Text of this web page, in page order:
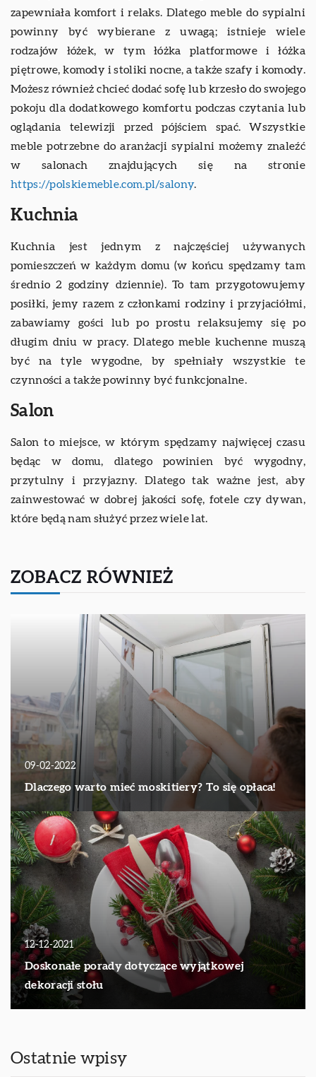
zapewniała komfort i relaks. Dlatego meble do sypialni
powinny być wybierane z uwagą; istnieje wiele
rodzajów łóżek, w tym łóżka platformowe i łóżka
piętrowe, komody i stoliki nocne, a także szafy i komody.
Możesz również chcieć dodać sofę lub krzesło do swojego
pokoju dla dodatkowego komfortu podczas czytania lub
oglądania telewizji przed pójściem spać. Wszystkie
meble potrzebne do aranżacji sypialni możemy znaleźć
w salonach znajdujących się na stronie
https://polskiemeble.com.pl/salony.
Kuchnia
Kuchnia jest jednym z najczęściej używanych
pomieszczeń w każdym domu (w końcu spędzamy tam
średnio 2 godziny dziennie). To tam przygotowujemy
posiłki, jemy razem z członkami rodziny i przyjaciółmi,
zabawiamy gości lub po prostu relaksujemy się po
długim dniu w pracy. Dlatego meble kuchenne muszą
być na tyle wygodne, by spełniały wszystkie te
czynności a także powinny być funkcjonalne.
Salon
Salon to miejsce, w którym spędzamy najwięcej czasu
będąc w domu, dlatego powinien być wygodny,
przytulny i przyjazny. Dlatego tak ważne jest, aby
zainwestować w dobrej jakości sofę, fotele czy dywan,
które będą nam służyć przez wiele lat.
ZOBACZ RÓWNIEŻ
09-02-2022
Dlaczego warto mieć moskitiery? To się opłaca!
12-12-2021
Doskonałe porady dotyczące wyjątkowej
dekoracji stołu
Ostatnie wpisy